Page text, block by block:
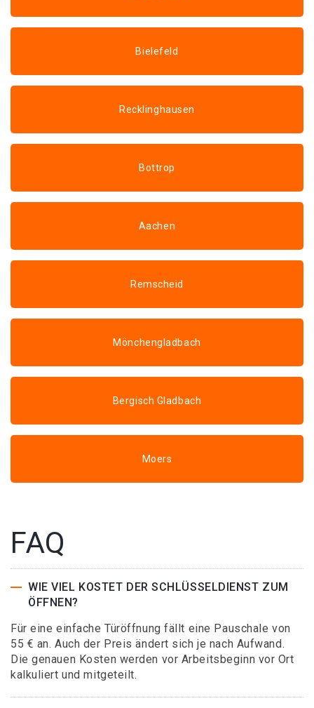
Bielefeld
Recklinghausen
Bottrop
Aachen
Remscheid
Mönchengladbach
Bergisch Gladbach
Moers
FAQ
WIE VIEL KOSTET DER SCHLÜSSELDIENST ZUM
ÖFFNEN?
Für eine einfache Türöffnung fällt eine Pauschale von
55 € an. Auch der Preis ändert sich je nach Aufwand.
Die genauen Kosten werden vor Arbeitsbeginn vor Ort
kalkuliert und mitgeteilt.